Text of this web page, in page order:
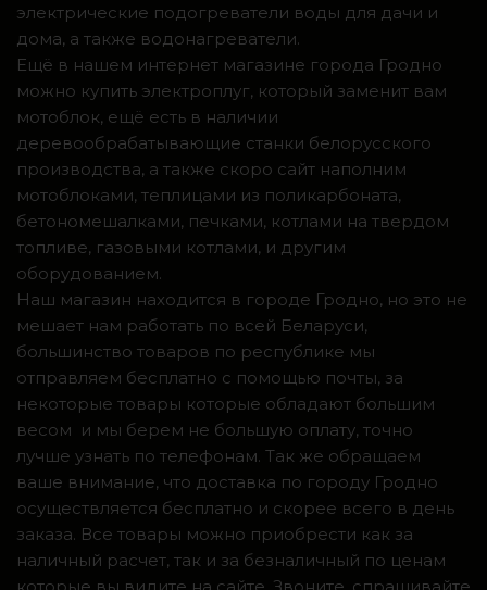
электрические подогреватели воды для дачи и
дома, а также водонагреватели.
Ещё в нашем интернет магазине города Гродно
можно купить электроплуг, который заменит вам
мотоблок, ещё есть в наличии
деревообрабатывающие станки белорусского
производства, а также скоро сайт наполним
мотоблоками, теплицами из поликарбоната,
бетономешалками, печками, котлами на твердом
топливе, газовыми котлами, и другим
оборудованием.
Наш магазин находится в городе Гродно, но это не
мешает нам работать по всей Беларуси,
большинство товаров по республике мы
отправляем бесплатно с помощью почты, за
некоторые товары которые обладают большим
весом и мы берем не большую оплату, точно
лучше узнать по телефонам. Так же обращаем
ваше внимание, что доставка по городу Гродно
осуществляется бесплатно и скорее всего в день
заказа. Все товары можно приобрести как за
наличный расчет, так и за безналичный по ценам
которые вы видите на сайте. Звоните, спрашивайте